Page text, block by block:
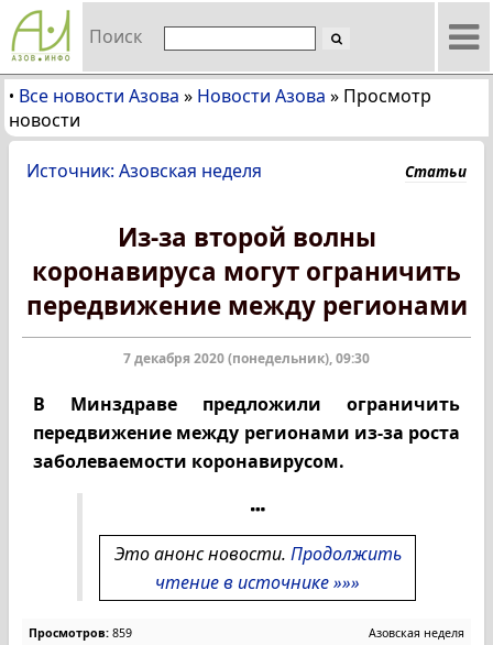
Поиск
• Все новости Азова » Новости Азова » Просмотр
новости
Источник: Азовская неделя Статьи
Из-за второй волны
коронавируса могут ограничить
передвижение между регионами
7 декабря 2020 (понедельник), 09:30
В Минздраве предложили ограничить
передвижение между регионами из-за роста
заболеваемости коронавирусом.
Это анонс новости. Продолжить
чтение в источнике »»»
Просмотров: 859 Азовская неделя